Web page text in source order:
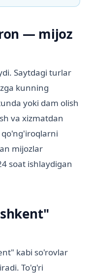
— mijoz
Saytdagi turlar
kunning
yoki dam olish
va xizmatdan
mijozlar
soat ishlaydigan
kabi so'rovlar
To'g'ri